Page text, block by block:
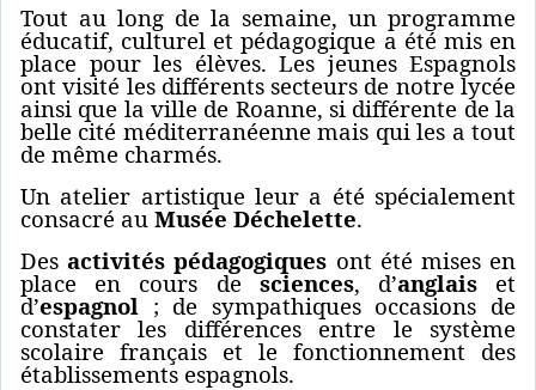
Tout au long de la semaine, un programme
éducatif, culturel et pédagogique a été mis en
place pour les élèves. Les jeunes Espagnols
ont visité les différents secteurs de notre lycée
ainsi que la ville de Roanne, si différente de la
belle cité méditerranéenne mais qui les a tout
de même charmés.
Un atelier artistique leur a été spécialement
consacré au Musée Déchelette.
Desactivités pédagogiques ont été mises en
place en cours desciences, d’anglais et
d’espagnol ; de sympathiques occasions de
constater les différences entre le système
scolaire français et le fonctionnement des
établissements espagnols.